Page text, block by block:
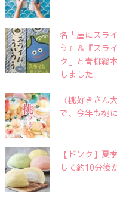
名古屋にスラ
う』＆『スラ
ク」と青柳総
しました。
〖桃好きさん
で、今年も桃
【ドンク】夏
して約10分後